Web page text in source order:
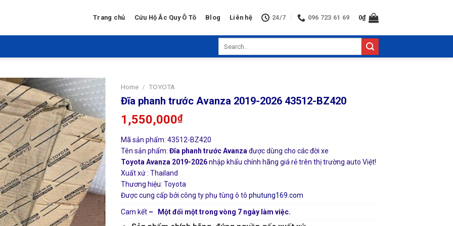
Trang chủ Cứu Hộ Ắc Quy Ô Tô Blog Liên hệ 24/7 096 723 61 69 0₫
Home / TOYOTA
Đĩa phanh trước Avanza 2019-2026 43512-BZ420
1,550,000₫
Mã sản phẩm: 43512-BZ420
Tên sản phẩm: Đĩa phanh trước Avanza được dùng cho các đời xe
Toyota Avanza 2019-2026nhập khẩu chính hãng giá rẻ trên thị trường auto Việt!
Xuất xứ : Thailand
Thương hiệu: Toyota
Được cung cấp bởi công ty phụ tùng ô tô phutung169.com
Cam kết – Một đổi một trong vòng 7 ngày làm việc.